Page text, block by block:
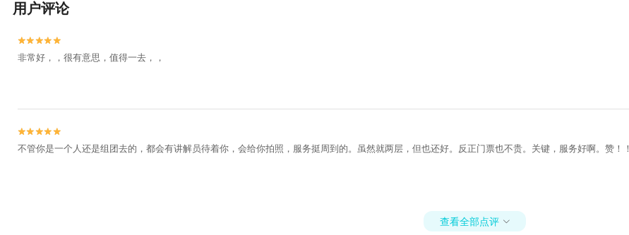
用户评论


非常好，，很有意思，值得一去，，


不管你是一个人还是组团去的，都会有讲解员待着你，会给你拍照，服务挺周到的。虽然就两层，但也还好。反正门票也不贵。关键，服务好啊。赞！！
查看全部点评 